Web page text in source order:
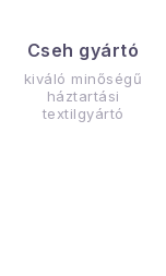
Cseh gyártó
kiváló minőségű
háztartási
textilgyártó